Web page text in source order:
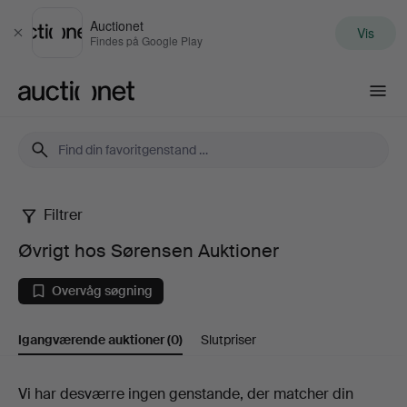
Luk
Auctionet
Findes på Google Play Vis
Øvrigt
hos
Sørensen
Auktioner
Filtrer
Øvrigt hos Sørensen Auktioner
Overvåg søgning
Igangværende auktioner(0) Slutpriser
Igangværende
Vi har desværre ingen genstande, der matcher din